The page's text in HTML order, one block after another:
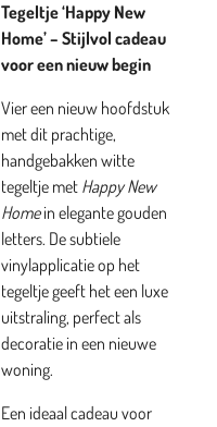
Tegeltje ‘Happy New
Home’ – Stijlvol cadeau
voor een nieuw begin
Vier een nieuw hoofdstuk
met dit prachtige,
handgebakken witte
tegeltje met Happy New
Homein elegante gouden
letters. De subtiele
vinylapplicatie op het
tegeltje geeft het een luxe
uitstraling, perfect als
decoratie in een nieuwe
woning.
Een ideaal cadeau voor